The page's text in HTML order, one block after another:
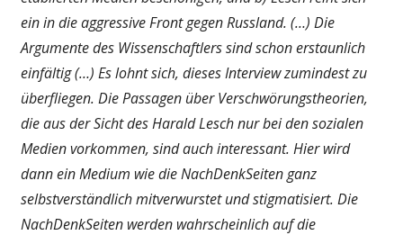
ein in die aggressive Front gegen Russland. (…) Die
Argumente des Wissenschaftlers sind schon erstaunlich
einfältig (…) Es lohnt sich, dieses Interview zumindest zu
überfliegen. Die Passagen über Verschwörungstheorien,
die aus der Sicht des Harald Lesch nur bei den sozialen
Medien vorkommen, sind auch interessant. Hier wird
dann ein Medium wie die NachDenkSeiten ganz
selbstverständlich mitverwurstet und stigmatisiert. Die
NachDenkSeiten werden wahrscheinlich auf die